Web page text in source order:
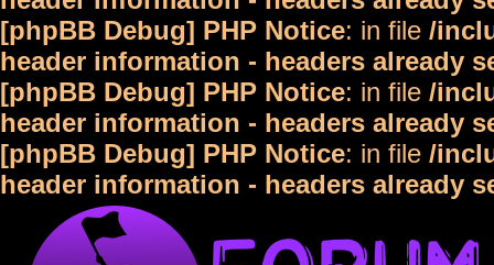
[phpBB Debug] PHP Notice: in file /
header information - headers already
[phpBB Debug] PHP Notice: in file /
header information - headers already
[phpBB Debug] PHP Notice: in file /
header information - headers already